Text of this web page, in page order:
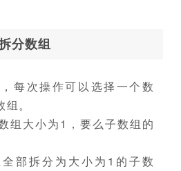
分数组
每次操作可以选择一个数
。
组大小为1，要么子数组的
部拆分为大小为1的子数